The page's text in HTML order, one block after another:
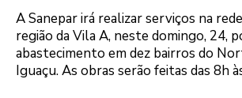
A Sanepar irá realizar serviços na
região da Vila A, neste domingo, 24,
abastecimento em dez bairros do
Iguaçu. As obras serão feitas das 8h